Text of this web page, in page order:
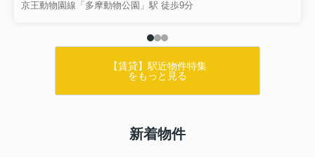
京王動物園線「多摩動物公園」駅 徒歩9分
【賃貸】駅近物件特集
をもっと見る
新着物件